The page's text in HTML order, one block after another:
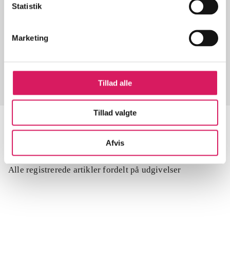
Statistik
Marketing
Tillad alle
Tillad valgte
Afvis
Artikler med samme emner
Artikler
Alle registrerede artikler fordelt på udgivelser